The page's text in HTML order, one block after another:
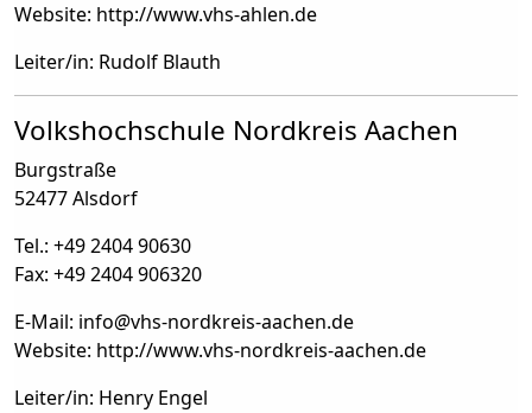
Website: http://www.vhs-ahlen.de
Leiter/in: Rudolf Blauth
Volkshochschule Nordkreis Aachen
Burgstraße
52477 Alsdorf
Tel.: +49 2404 90630
Fax: +49 2404 906320
E-Mail: info@vhs-nordkreis-aachen.de
Website: http://www.vhs-nordkreis-aachen.de
Leiter/in: Henry Engel